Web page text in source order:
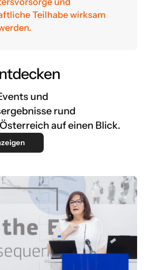
Teilhabe wirksam
und
rund
auf einen Blick.